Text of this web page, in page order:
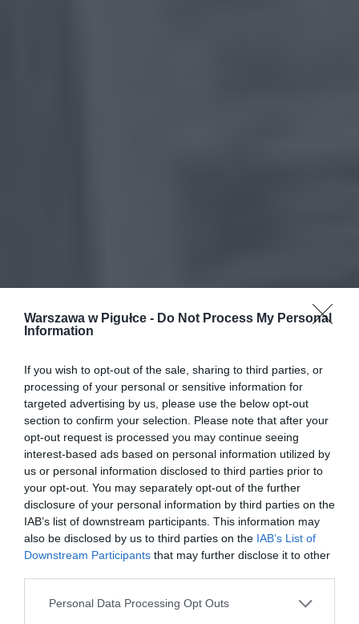
Warszawa w Pigułce - Do Not Process My Personal
Information
If you wish to opt-out of the sale, sharing to third parties, or
processing of your personal or sensitive information for
targeted advertising by us, please use the below opt-out
section to confirm your selection. Please note that after your
opt-out request is processed you may continue seeing
interest-based ads based on personal information utilized by
us or personal information disclosed to third parties prior to
your opt-out. You may separately opt-out of the further
disclosure of your personal information by third parties on the
IAB’s list of downstream participants. This information may
also be disclosed by us to third parties on the IAB’s List of
Downstream Participants that may further disclose it to other
Personal Data Processing Opt Outs